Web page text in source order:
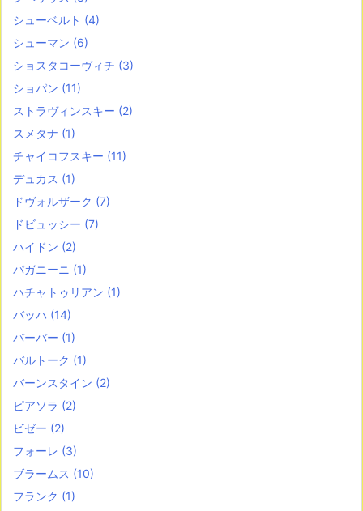
シューベルト (4)
シューマン (6)
ショスタコーヴィチ (3)
ショパン (11)
ストラヴィンスキー (2)
スメタナ (1)
チャイコフスキー (11)
デュカス (1)
ドヴォルザーク (7)
ドビュッシー (7)
ハイドン (2)
パガニーニ (1)
ハチャトゥリアン (1)
バッハ (14)
バーバー (1)
バルトーク (1)
バーンスタイン (2)
ピアソラ (2)
ビゼー (2)
フォーレ (3)
ブラームス (10)
フランク (1)